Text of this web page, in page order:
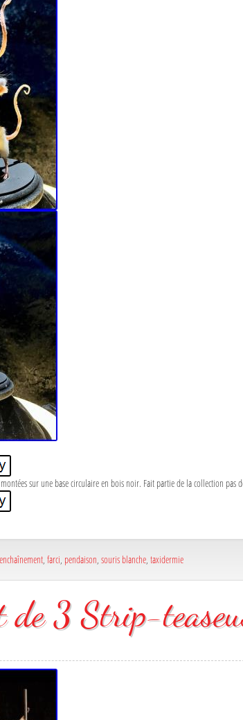
sur une base circulaire en bois noir. Fait partie de la collection pas
enchaînement, farci, pendaison, souris blanche, taxidermie
de 3 Strip-